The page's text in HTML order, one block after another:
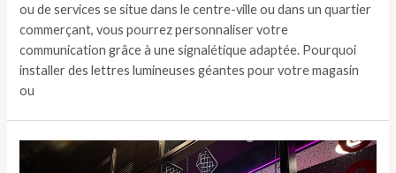
ou de services se situe dans le centre-ville ou dans un quartier
commerçant, vous pourrez personnaliser votre
communication grâce à une signalétique adaptée. Pourquoi
installer des lettres lumineuses géantes pour votre magasin
ou